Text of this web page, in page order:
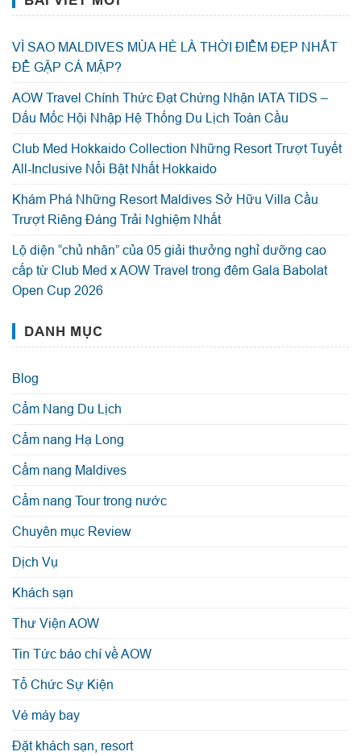
VÌ SAO MALDIVES MÙA HÈ LÀ THỜI ĐIỂM ĐẸP NHẤT
ĐỂ GẶP CÁ MẬP?
AOW Travel Chính Thức Đạt Chứng Nhận IATA TIDS –
Dấu Mốc Hội Nhập Hệ Thống Du Lịch Toàn Cầu
Club Med Hokkaido Collection Những Resort Trượt Tuyết
All-Inclusive Nổi Bật Nhất Hokkaido
Khám Phá Những Resort Maldives Sở Hữu Villa Cầu
Trượt Riêng Đáng Trải Nghiệm Nhất
Lộ diện “chủ nhân” của 05 giải thưởng nghỉ dưỡng cao
cấp từ Club Med x AOW Travel trong đêm Gala Babolat
Open Cup 2026
DANH MỤC
Blog
Cẩm Nang Du Lịch
Cẩm nang Hạ Long
Cẩm nang Maldives
Cẩm nang Tour trong nước
Chuyên mục Review
Dịch Vụ
Khách sạn
Thư Viện AOW
Tin Tức báo chí về AOW
Tổ Chức Sự Kiện
Vé máy bay
Đặt khách sạn, resort